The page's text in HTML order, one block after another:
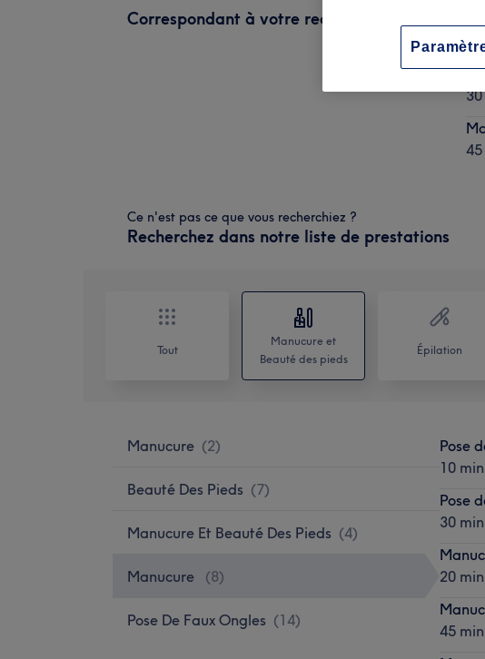
Correspondant à votre recherche
Ce n'est pas ce que vous recherchiez ?
Recherchez dans notre liste de prestations
Tout
Manucure et
Beauté des pieds
Épilation
Manucure (2)
Beauté Des Pieds (7)
Manucure Et Beauté Des Pieds (4)
Manucure (8)
Pose De Faux Ongles (14)
Pose
10 min
Pose
30 min
20 min
45 min